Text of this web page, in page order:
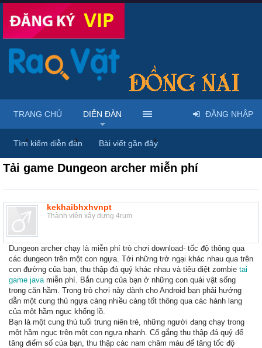
... Diễn đàn Thảo luận chung
Tải game Dungeon archer miễn phí
kekhaibhxhvnpt
Thành viên xây dựng 4rum
Dungeon archer chạy là miễn phí trò chơi download- tốc độ thông qua
các dungeon trên một con ngựa. Tới những trở ngại khác nhau qua trên
con đường của bạn, thu thập đá quý khác nhau và tiêu diệt zombie tai
game javamiễn phí. Bắn cung của bạn ở những con quái vật sống
trong căn hầm. Trong trò chơi này dành cho Android bạn phải hướng
dẫn một cung thủ ngựa càng nhiều càng tốt thông qua các hành lang
của một hầm ngục khổng lồ.
Bạn là một cung thủ tuổi trung niên trẻ, những người đang chạy trong
một hầm ngục trên một con ngựa nhanh. Cố gắng thu thập đá quý để
tăng điểm số của bạn, thu thập các nam châm màu để tăng tốc độ
TRANG CHỦ DIỄN ĐÀN
Tìm kiếm diễn đàn Bài viết gần đây
ĐĂNG NHẬP